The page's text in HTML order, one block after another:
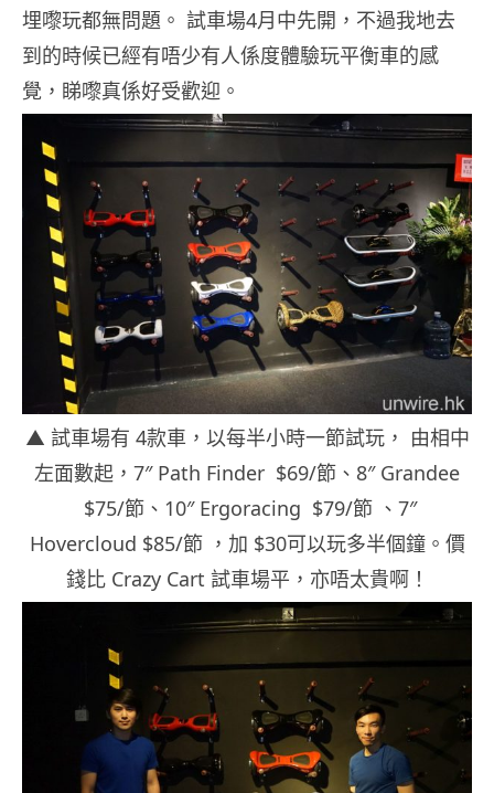
埋嚟玩都無問題。 試車場4月中先開，不過我地去
到的時候已經有唔少有人係度體驗玩平衡車的感
覺，睇嚟真係好受歡迎。
▲ 試車場有 4款車，以每半小時一節試玩， 由相中
左面數起，7″ Path Finder $69/節、8″ Grandee
$75/節、10″ Ergoracing $79/節 、7″
Hovercloud $85/節 ，加 $30可以玩多半個鐘。價
錢比 Crazy Cart 試車場平，亦唔太貴啊！